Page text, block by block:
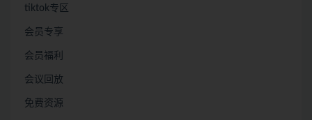
tiktok专区
会员专享
会员福利
会议回放
免费资源